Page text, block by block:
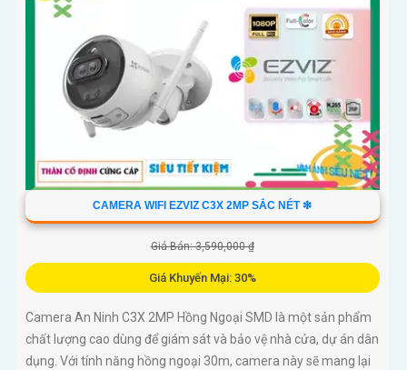
CAMERA WIFI EZVIZ C3X 2MP SẮC NÉT ❇
Giá Bán: 3,590,000 ₫
Giá Khuyến Mại: 30%
Camera An Ninh C3X 2MP Hồng Ngoại SMD là một sản phẩm
chất lượng cao dùng để giám sát và bảo vệ nhà cửa, dự án dân
dụng. Với tính năng hồng ngoại 30m, camera này sẽ mang lại